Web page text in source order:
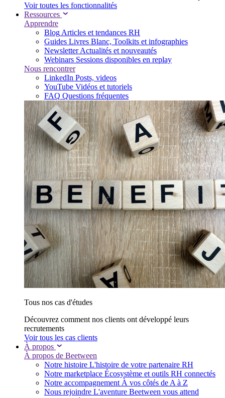
Voir toutes les fonctionnalités
Ressources
Apprendre
Blog Articles et tendances RH
Guides Livres Blanc, Toolkits et infographies
Newsletter Actualités et nouveautés
Webinars Sessions disponibles en replay
Nous rencontrer
LinkedIn Posts, videos
YouTube Vidéos et tutoriels
FAQ Questions fréquentes
Tous nos cas d'études
Découvrez comment nos clients ont développé leurs
recrutements
Voir tous les cas clients
À propos
À propos de Beetween
Notre histoire L'histoire de votre partenaire RH
Notre marketplace Écosystème et outils RH connectés
Notre accompagnement À vos côtés de A à Z
Nous rejoindre L'aventure Beetween vous attend